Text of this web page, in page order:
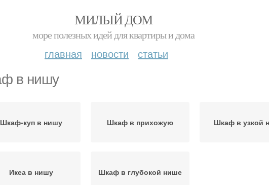
МИЛЫЙ ДОМ
море полезных идей для квартиры и дома
главная новости статьи
в нишу
Шкаф-куп в нишу Шкаф в прихожую Шкаф в узкой
Икеа в нишу Шкаф в глубокой нише